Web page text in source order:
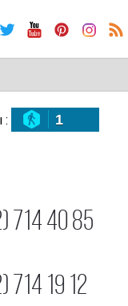
: 1
714 40 85
714 19 12